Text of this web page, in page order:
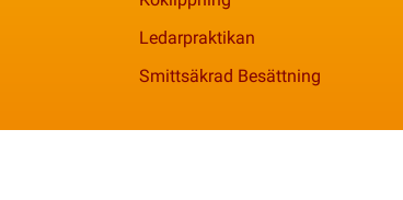
Ledarpraktikan
Smittsäkrad Besättning